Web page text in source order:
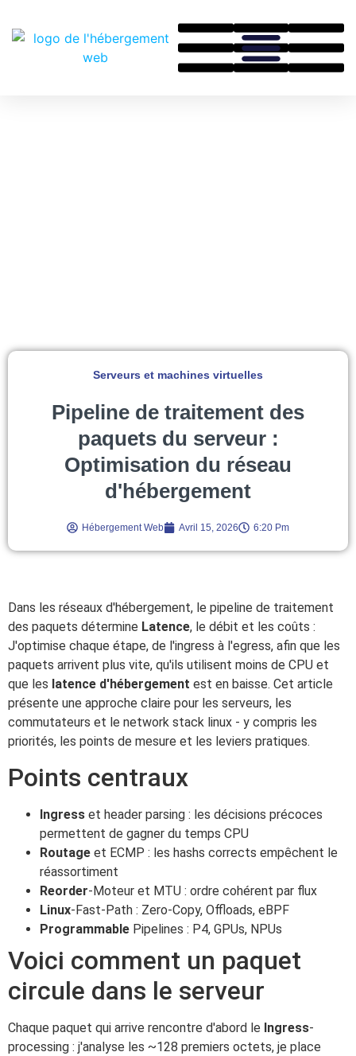
Serveurs et machines virtuelles
Pipeline de traitement des
paquets du serveur :
Optimisation du réseau
d'hébergement
Hébergement Web Avril 15, 2026 6:20 Pm
Dans les réseaux d'hébergement, le pipeline de traitement
des paquets détermine Latence, le débit et les coûts :
J'optimise chaque étape, de l'ingress à l'egress, afin que les
paquets arrivent plus vite, qu'ils utilisent moins de CPU et
que les latence d'hébergement est en baisse. Cet article
présente une approche claire pour les serveurs, les
commutateurs et le network stack linux - y compris les
priorités, les points de mesure et les leviers pratiques.
Points centraux
Ingress et header parsing : les décisions précoces
permettent de gagner du temps CPU
Routage et ECMP : les hashs corrects empêchent le
réassortiment
Reorder-Moteur et MTU : ordre cohérent par flux
Linux-Fast-Path : Zero-Copy, Offloads, eBPF
Programmable Pipelines : P4, GPUs, NPUs
Voici comment un paquet
circule dans le serveur
Chaque paquet qui arrive rencontre d'abord le Ingress-
processing : j'analyse les ~128 premiers octets, je place